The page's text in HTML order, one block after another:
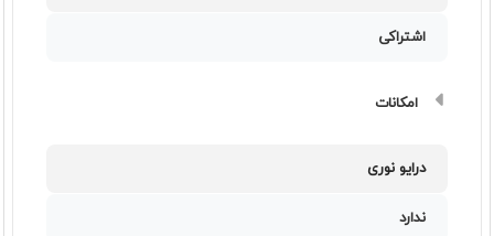
اشتراکی
امکانات
درایو نوری
ندارد